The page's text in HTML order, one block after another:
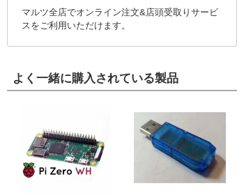
マルツ全店でオンライン注文&店頭受取りサービ
スをご利用いただけます。
よく一緒に購入されている製品